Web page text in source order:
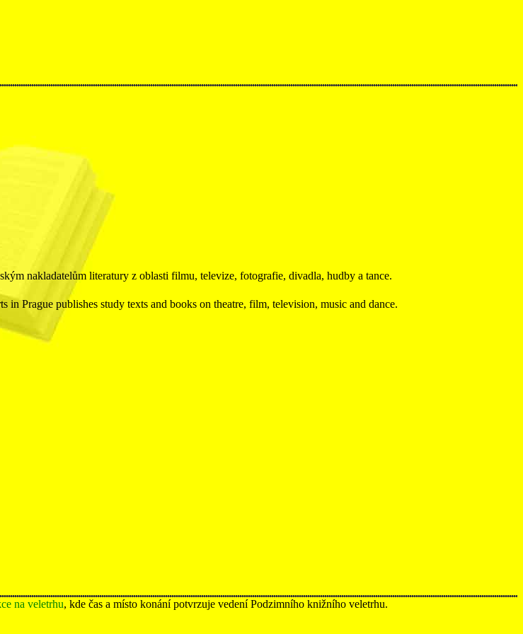
nakladatelům literatury z oblasti filmu, televize, fotografie, divadla, hudby a tance.
Prague publishes study texts and books on theatre, film, television, music and dance.
na veletrhu, kde čas a místo konání potvrzuje vedení Podzimního knižního veletrhu.